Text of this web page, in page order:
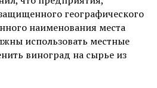
географического
наименования места
использовать местные
виноград на сырье из